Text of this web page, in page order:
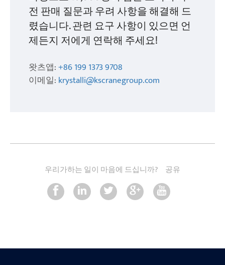
전 판매 질문과 우려 사항을 해결해 드
렸습니다. 관련 요구 사항이 있으면 언
제든지 저에게 연락해 주세요!
왓츠앱:+86 199 1373 9708
이메일: krystalli@kscranegroup.com
우리가하는 일이 마음에 드십니까? 공유